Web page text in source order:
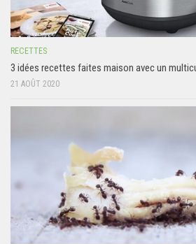
RECETTES
3 idées recettes faites maison avec un
21 AOÛT 2020